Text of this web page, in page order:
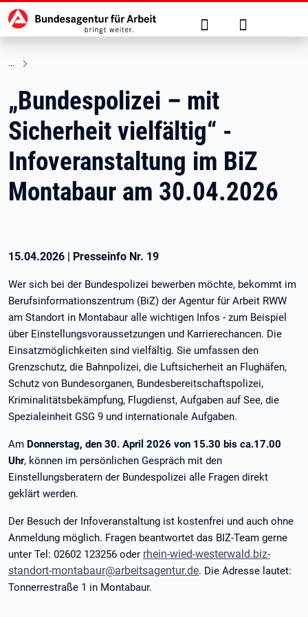
zu den Hauptinhalten springen
Hauptnavigation Suche Anmelden
„Bundespolizei – mit
Sicherheit vielfältig“ -
Infoveranstaltung im BiZ
Montabaur am 30.04.2026
15.04.2026 | Presseinfo Nr. 19
Wer sich bei der Bundespolizei bewerben möchte, bekommt im
Berufsinformationszentrum (BiZ) der Agentur für Arbeit RWW
am Standort in Montabaur alle wichtigen Infos - zum Beispiel
über Einstellungsvoraussetzungen und Karrierechancen. Die
Einsatzmöglichkeiten sind vielfältig. Sie umfassen den
Grenzschutz, die Bahnpolizei, die Luftsicherheit an Flughäfen,
Schutz von Bundesorganen, Bundesbereitschaftspolizei,
Kriminalitätsbekämpfung, Flugdienst, Aufgaben auf See, die
Spezialeinheit GSG 9 und internationale Aufgaben.
Am Donnerstag, den 30. April 2026 von 15.30 bis ca.17.00
Uhr, können im persönlichen Gespräch mit den
Einstellungsberatern der Bundespolizei alle Fragen direkt
geklärt werden.
Der Besuch der Infoveranstaltung ist kostenfrei und auch ohne
Anmeldung möglich. Fragen beantwortet das BIZ-Team gerne
unter Tel: 02602 123256 oder rhein-wied-westerwald.biz-
standort-montabaur@arbeitsagentur.de. Die Adresse lautet:
Tonnerrestraße 1 in Montabaur.